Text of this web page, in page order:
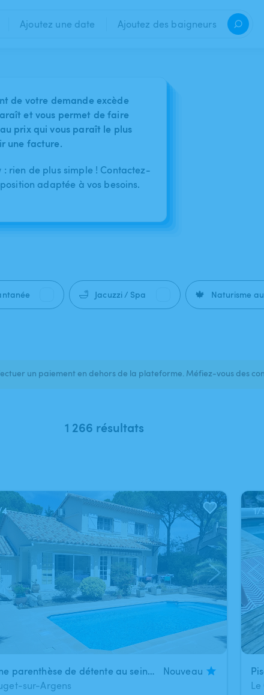
Ajoutez une date Ajoutez des baigneurs
de votre demande excède
et vous permet de faire
prix qui vous paraît le plus
une facture.
rien de plus simple ! Contactez-
adaptée à vos besoins.
🛁 Jacuzzi / Spa 🍁 Naturisme
un paiement en dehors de la plateforme. Méfiez-vous des
1 266 résultats
4
Une parenthèse de détente au sein d'une pinède
Nouveau
sur-Argens
1/